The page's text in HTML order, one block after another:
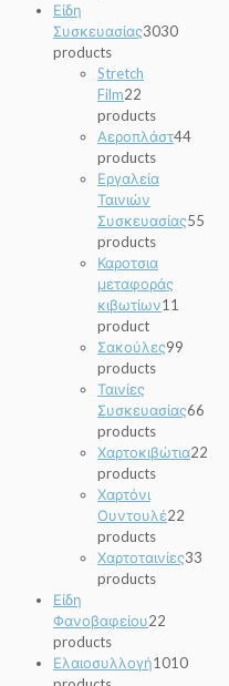
Είδη
Συσκευασίας3030
products
Stretch
Film22
products
Αεροπλάστ44
products
Εργαλεία
Ταινιών
Συσκευασίας55
products
Καροτσια
μεταφοράς
κιβωτίων1 1
product
Σακούλες99
products
Ταινίες
Συσκευασίας66
products
Χαρτοκιβώτια22
products
Χαρτόνι
Ουντουλέ22
products
Χαρτοταινίες33
products
Είδη
Φανοβαφείου22
products
Ελαιοσυλλογή1010